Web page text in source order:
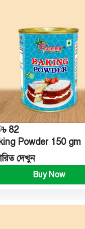
৳ 82
Powder 150 gm
দেখুন
Buy Now